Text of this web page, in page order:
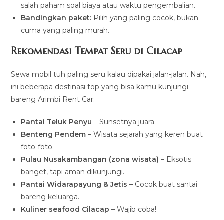
salah paham soal biaya atau waktu pengembalian.
Bandingkan paket: Pilih yang paling cocok, bukan
cuma yang paling murah.
Rekomendasi Tempat Seru di Cilacap
Sewa mobil tuh paling seru kalau dipakai jalan-jalan. Nah,
ini beberapa destinasi top yang bisa kamu kunjungi
bareng Arimbi Rent Car:
Pantai Teluk Penyu – Sunsetnya juara.
Benteng Pendem – Wisata sejarah yang keren buat
foto-foto.
Pulau Nusakambangan (zona wisata) – Eksotis
banget, tapi aman dikunjungi.
Pantai Widarapayung & Jetis – Cocok buat santai
bareng keluarga.
Kuliner seafood Cilacap – Wajib coba!